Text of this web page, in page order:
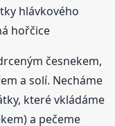
hlávkového
hořčice
česnekem,
a solí. Necháme
které vkládáme
a pečeme